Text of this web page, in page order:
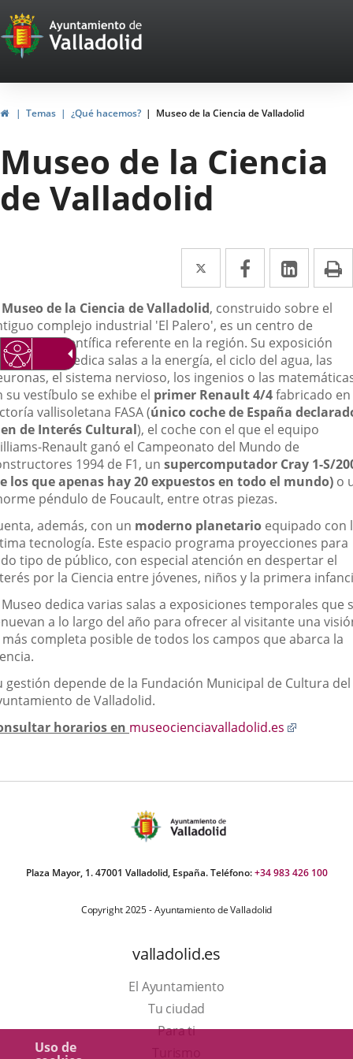
Uso de
Portal
Web
del
Ayuntamiento
de
Valladolid
InicioTemas ¿Qué hacemos? Museo de la Ciencia de Valladolid
Museo de la Ciencia
de Valladolid
Twitter
Enlace
a
una
aplicación
externa.
Facebook
Enlace
a
una
aplicación
externa.
Enlace
a
una
Museo de la Ciencia de Valladolid, construido sobre el
complejo industrial 'El Palero', es un centro de
científica referente en la región. Su exposición
dedica salas a la energía, el ciclo del agua, las
el sistema nervioso, los ingenios o las
su vestíbulo se exhibe el primer Renault 4/4fabricado en
vallisoletana FASA (único coche de España
de Interés Cultural), el coche con el que el equipo
Renault ganó el Campeonato del Mundo de
1994 de F1, un supercomputador Cray 1-S/
los que apenas hay 20 expuestos en todo el mundo) o
péndulo de Foucault, entre otras piezas.
además, con un moderno planetario equipado con
tecnología. Este espacio programa proyecciones para
tipo de público, con especial atención en despertar el
por la Ciencia entre jóvenes, niños y la primera
Museo dedica varias salas a exposiciones temporales que
a lo largo del año para ofrecer al visitante una
completa posible de todos los campos que abarca la
gestión depende de la Fundación Municipal de Cultura del
de Valladolid.
horarios en museocienciavalladolid.es
Plaza Mayor, 1. 47001 Valladolid, España. Teléfono:+34 983 426 100
Copyright 2025 - Ayuntamiento de Valladolid
valladolid.es
El Ayuntamiento
Tu ciudad
Para ti